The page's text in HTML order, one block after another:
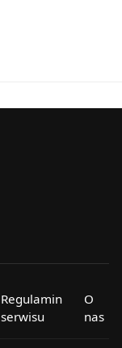
Regulamin
serwisu
O
nas